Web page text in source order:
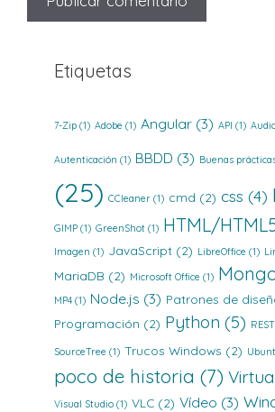
Etiquetas
7-Zip (1) Adobe (1) Angular (3) API (1)
Autenticación (1) BBDD (3) Buenas
(25) CCleaner (1) cmd (2) css (4)
GIMP (1) GreenShot (1) HTML/
Imagen (1) JavaScript (2) LibreOffice (1)
MariaDB (2) Microsoft Office (1)
MP4 (1) Node.js (3) Patrones de
Programación (2) Python (5) REST
SourceTree (1) Trucos Windows (2)
poco de historia (7)
Visual Studio (1) VLC (2) Vídeo (3)